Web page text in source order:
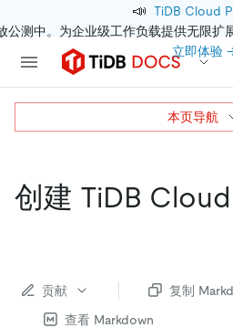
📣 TiDB Cloud
公测中。为企业级工作负载提供无限扩
立即体验
创建 TiDB
贡献
复制
查看 Markdown
本页导航